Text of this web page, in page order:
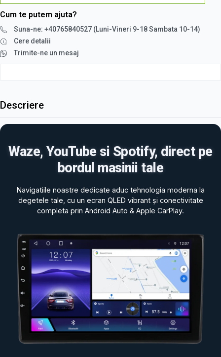
Cum te putem ajuta?
Suna-ne: +40765840527 (Luni-Vineri 9-18 Sambata 10-14)
Cere detalii
Trimite-ne un mesaj
Descriere
Waze, YouTube si Spotify, direct pe
bordul masinii tale
Navigatiile noastre dedicate aduc tehnologia moderna la
degetele tale, cu un ecran QLED vibrant și conectivitate
completa prin Android Auto & Apple CarPlay.